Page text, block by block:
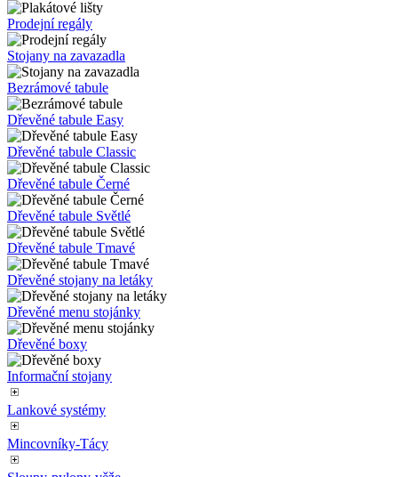
Dřevěný Slide-in rám
Řečnický pult
Plakátové lišty
Prodejní regály
Stojany na zavazadla
Bezrámové tabule
Dřevěné tabule Easy
Dřevěné tabule Classic
Dřevěné tabule Černé
Dřevěné tabule Světlé
Dřevěné tabule Tmavé
Dřevěné stojany na letáky
Dřevěné menu stojánky
Dřevěné boxy
Informační stojany